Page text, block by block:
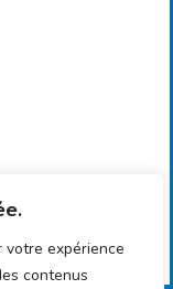
votre expérience
contenus